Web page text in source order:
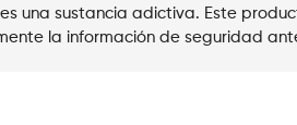
una sustancia adictiva. Este
la información de seguridad